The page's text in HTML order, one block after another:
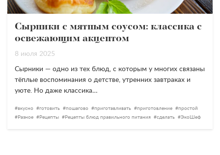
Сырники с мятным соусом: классика с
освежающим акцентом
8 июля 2025
Сырники — одно из тех блюд, с которым у многих связаны
тёплые воспоминания о детстве, утренних завтраках и
уюте. Но даже классика…
вкусно готовить пошагово приготавливать приготовление
простой
Разное
Рецепты Рецепты блюд правильного питания сделать ЭкоШеф